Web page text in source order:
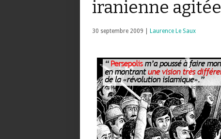
iranienne agitée
30 septembre 2009 | Laurence Le Saux